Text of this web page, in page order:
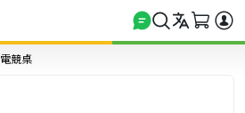
電競桌